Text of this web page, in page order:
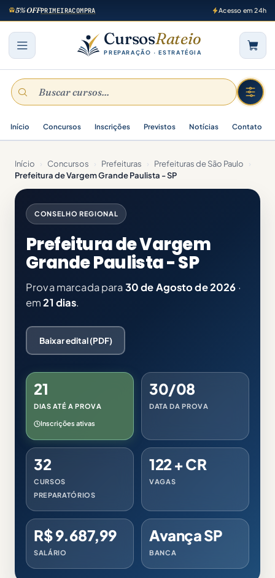
5% OFFPRIMEIRACOMPRA Acesso em 24h
CursosRateio
PREPARAÇÃO · ESTRATÉGIA
Início Concursos Inscrições Previstos Notícias Contato
Início › Concursos › Prefeituras › Prefeituras de São Paulo
›
Prefeitura de Vargem Grande Paulista - SP
CONSELHO REGIONAL
Prefeitura de Vargem
Grande Paulista - SP
Prova marcada para30 de Agosto de 2026 ·
em21 dias.
Baixar edital (PDF)
21
DIAS ATÉ A PROVA
Inscrições ativas
30/08
DATA DA PROVA
32
CURSOS
PREPARATÓRIOS
122 + CR
VAGAS
R$ 9.687,99
SALÁRIO
Avança SP
BANCA